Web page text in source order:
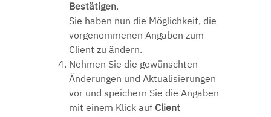
Bestätigen.
Sie haben nun die Möglichkeit, die
vorgenommenen Angaben zum
Client zu ändern.
Nehmen Sie die gewünschten
Änderungen und Aktualisierungen
vor und speichern Sie die Angaben
mit einem Klick auf Client